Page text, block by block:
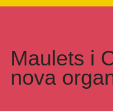
Maulets i
nova